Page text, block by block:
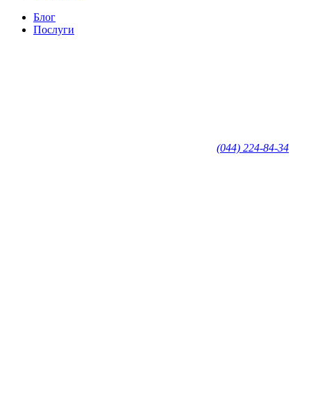
Блог
Послуги
(044) 224-84-34